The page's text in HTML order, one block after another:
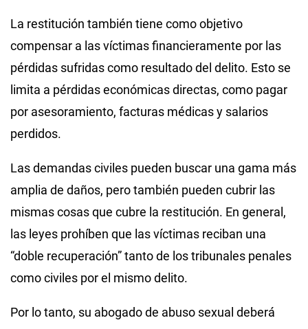
La restitución también tiene como objetivo
compensar a las víctimas financieramente por las
pérdidas sufridas como resultado del delito. Esto se
limita a pérdidas económicas directas, como pagar
por asesoramiento, facturas médicas y salarios
perdidos.
Las demandas civiles pueden buscar una gama más
amplia de daños, pero también pueden cubrir las
mismas cosas que cubre la restitución. En general,
las leyes prohíben que las víctimas reciban una
“doble recuperación” tanto de los tribunales penales
como civiles por el mismo delito.
Por lo tanto, su abogado de abuso sexual deberá